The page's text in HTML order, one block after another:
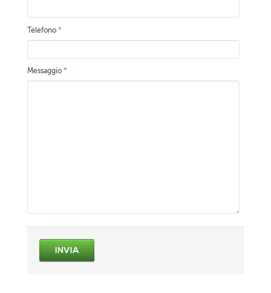
Telefono *
Messaggio *